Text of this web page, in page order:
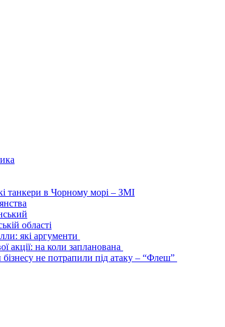
танкери в Чорному морі – ЗМІ
області
які аргументи
акції: на коли запланована
не потрапили під атаку – “Флеш”